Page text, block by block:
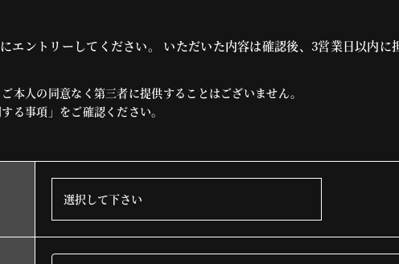
エントリーしてください。 いただいた内容は確認後、3営業日以内に
本人の同意なく第三者に提供することはございません。
る事項」をご確認ください。